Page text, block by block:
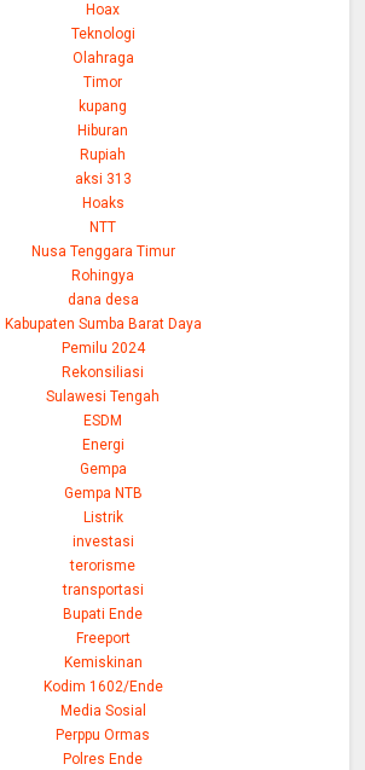
Hoax
Teknologi
Olahraga
Timor
kupang
Hiburan
Rupiah
aksi 313
Hoaks
NTT
Nusa Tenggara Timur
Rohingya
dana desa
Kabupaten Sumba Barat Daya
Pemilu 2024
Rekonsiliasi
Sulawesi Tengah
ESDM
Energi
Gempa
Gempa NTB
Listrik
investasi
terorisme
transportasi
Bupati Ende
Freeport
Kemiskinan
Kodim 1602/Ende
Media Sosial
Perppu Ormas
Polres Ende